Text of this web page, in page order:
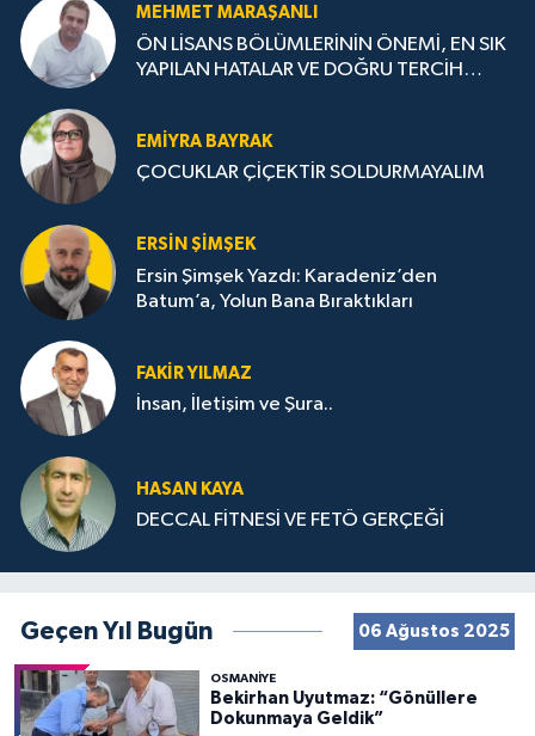
MEHMET MARAŞANLI
ÖN LİSANS BÖLÜMLERİNİN ÖNEMİ, EN SIK
YAPILAN HATALAR VE DOĞRU TERCİH
EMIYRA BAYRAK
ÇOCUKLAR ÇİÇEKTİR SOLDURMAYALIM
ERSIN ŞIMŞEK
Ersin Şimşek Yazdı: Karadeniz’den
Batum’a, Yolun Bana Bıraktıkları
FAKIR YILMAZ
İnsan, İletişim ve Şura..
HASAN KAYA
DECCAL FİTNESİ VE FETÖ GERÇEĞİ
Geçen Yıl Bugün 06 Ağustos 2025
OSMANIYE
Bekirhan Uyutmaz: “Gönüllere
Dokunmaya Geldik”